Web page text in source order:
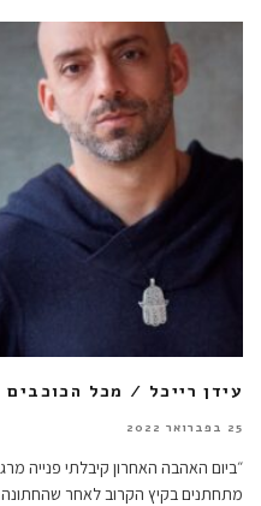
עידן רייכל / מכל הכוכבים
25 בפברואר 2022
״ביום האהבה האחרון קיבלתי פנייה
מתחתנים בקיץ הקרוב לאחר